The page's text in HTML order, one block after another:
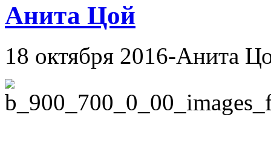
Анита Цой
18 октября 2016-Анита